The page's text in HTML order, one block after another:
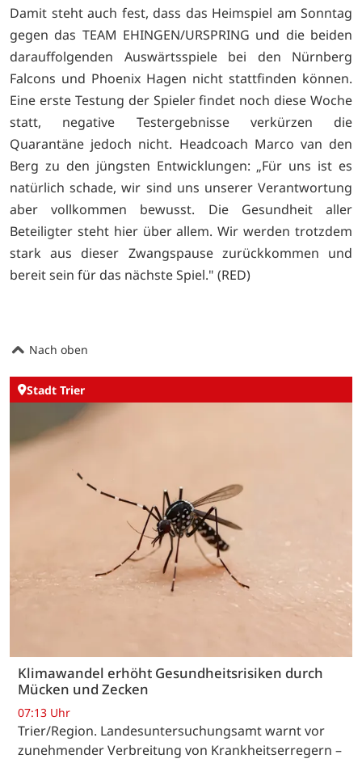
Damit steht auch fest, dass das Heimspiel am Sonntag
gegen das TEAM EHINGEN/URSPRING und die beiden
darauffolgenden Auswärtsspiele bei den Nürnberg
Falcons und Phoenix Hagen nicht stattfinden können.
Eine erste Testung der Spieler findet noch diese Woche
statt, negative Testergebnisse verkürzen die
Quarantäne jedoch nicht. Headcoach Marco van den
Berg zu den jüngsten Entwicklungen: „Für uns ist es
natürlich schade, wir sind uns unserer Verantwortung
aber vollkommen bewusst. Die Gesundheit aller
Beteiligter steht hier über allem. Wir werden trotzdem
stark aus dieser Zwangspause zurückkommen und
bereit sein für das nächste Spiel." (RED)
Nach oben
Stadt Trier
Klimawandel erhöht Gesundheitsrisiken durch
Mücken und Zecken
07:13 Uhr
Trier/Region. Landesuntersuchungsamt warnt vor
zunehmender Verbreitung von Krankheitserregern –